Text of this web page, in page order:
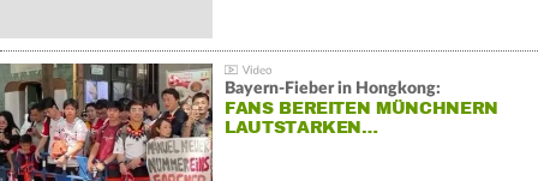
Bayern-Fieber in Hongkong:
FANS BEREITEN MÜNCHNERN
LAUTSTARKEN…